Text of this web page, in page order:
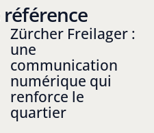
Zürcher Freilager :
une
communication
numérique qui
renforce le
quartier